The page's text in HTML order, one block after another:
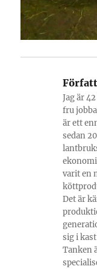
Jag är
fru
är ett
sedan
varit en
Det är
sig i
Tanken